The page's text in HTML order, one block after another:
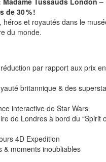
de 30 % !
héros et royautés dans le
du monde.
par rapport aux prix
britannique & des
interactive de Star Wars
de Londres à bord du “Spirit
4D Expedition
& moments inoubliables